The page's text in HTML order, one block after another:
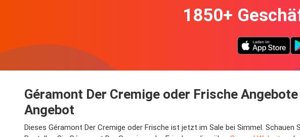
1850+
Géramont Der Cremige oder Frische
Angebot
Dieses Géramont Der Cremige oder Frische ist jetzt im Sale bei Simmel.